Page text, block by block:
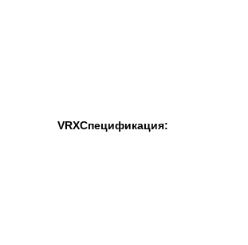
VRXСпецификация: